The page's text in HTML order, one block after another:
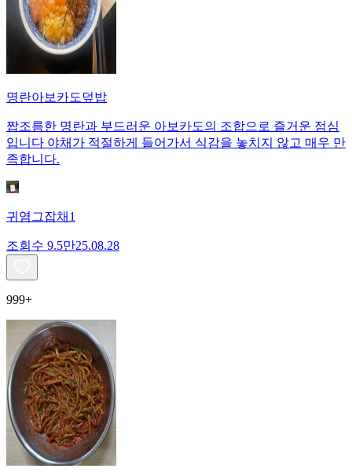
명란아보카도덮밥
짭조름한 명란과 부드러운 아보카도의 조합으로 즐거운 점심
입니다 야채가 적절하게 들어가서 식감을 놓치지 않고 매우 만
족합니다.
귀염그잡채1
조회수 9.5만25.08.28
999+